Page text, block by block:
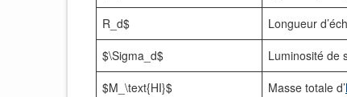
R_d$
Longueur
$\Sigma_d$
Luminosité de
$M_\text{HI}$
Masse totale d’